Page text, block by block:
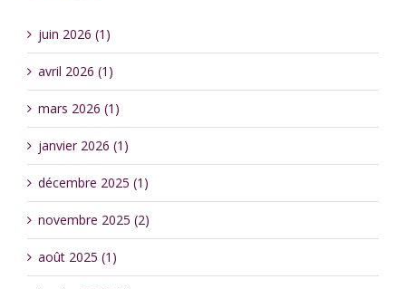
juin 2026 (1)
avril 2026 (1)
mars 2026 (1)
janvier 2026 (1)
décembre 2025 (1)
novembre 2025 (2)
août 2025 (1)